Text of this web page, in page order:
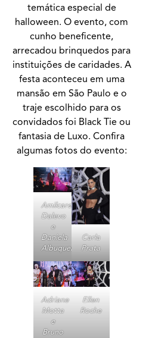
temática especial de
halloween. O evento, com
cunho beneficente,
arrecadou brinquedos para
instituições de caridades. A
festa aconteceu em uma
mansão em São Paulo e o
traje escolhido para os
convidados foi Black Tie ou
fantasia de Luxo. Confira
algumas fotos do evento:
Amilcare
Dalevo
e
Daniela
Albuquerque
Carla
Prata
Adriane
Motta
e
Bruno
Ellen
Roche